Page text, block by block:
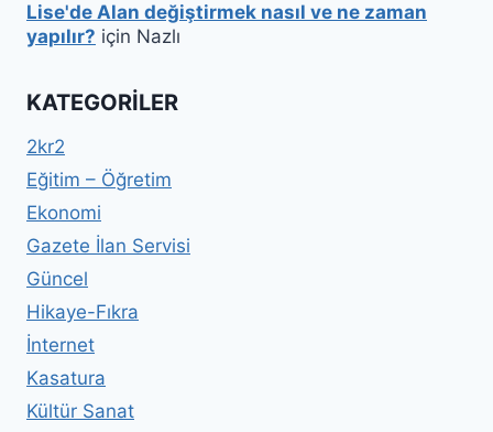
Lise'de Alan değiştirmek nasıl ve ne zaman
yapılır? için Nazlı
KATEGORILER
2kr2
Eğitim – Öğretim
Ekonomi
Gazete İlan Servisi
Güncel
Hikaye-Fıkra
İnternet
Kasatura
Kültür Sanat